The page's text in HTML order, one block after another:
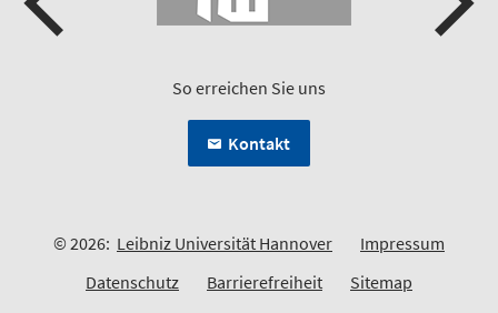
So erreichen Sie uns
Kontakt
© 2026: Leibniz Universität Hannover
Impressum
Datenschutz
Barrierefreiheit Sitemap